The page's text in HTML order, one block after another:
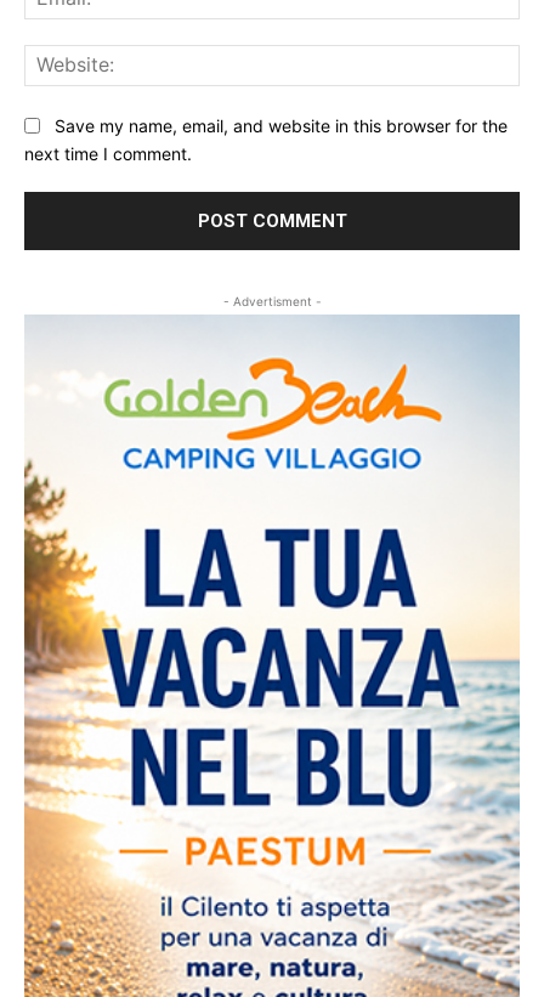
Save my name, email, and website in this browser for the
next time I comment.
- Advertisment -